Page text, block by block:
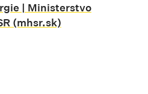
| Ministerstvo
(mhsr.sk)